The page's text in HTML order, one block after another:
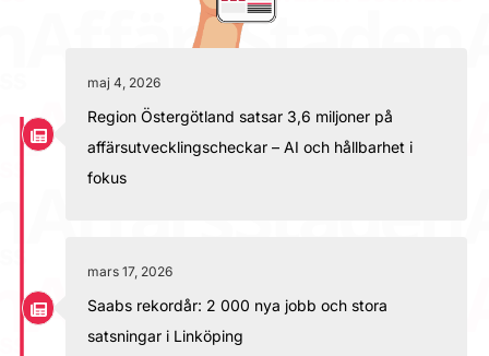
maj 4, 2026
Region Östergötland satsar 3,6 miljoner på
affärsutvecklingscheckar – AI och hållbarhet i
fokus
mars 17, 2026
Saabs rekordår: 2 000 nya jobb och stora
satsningar i Linköping